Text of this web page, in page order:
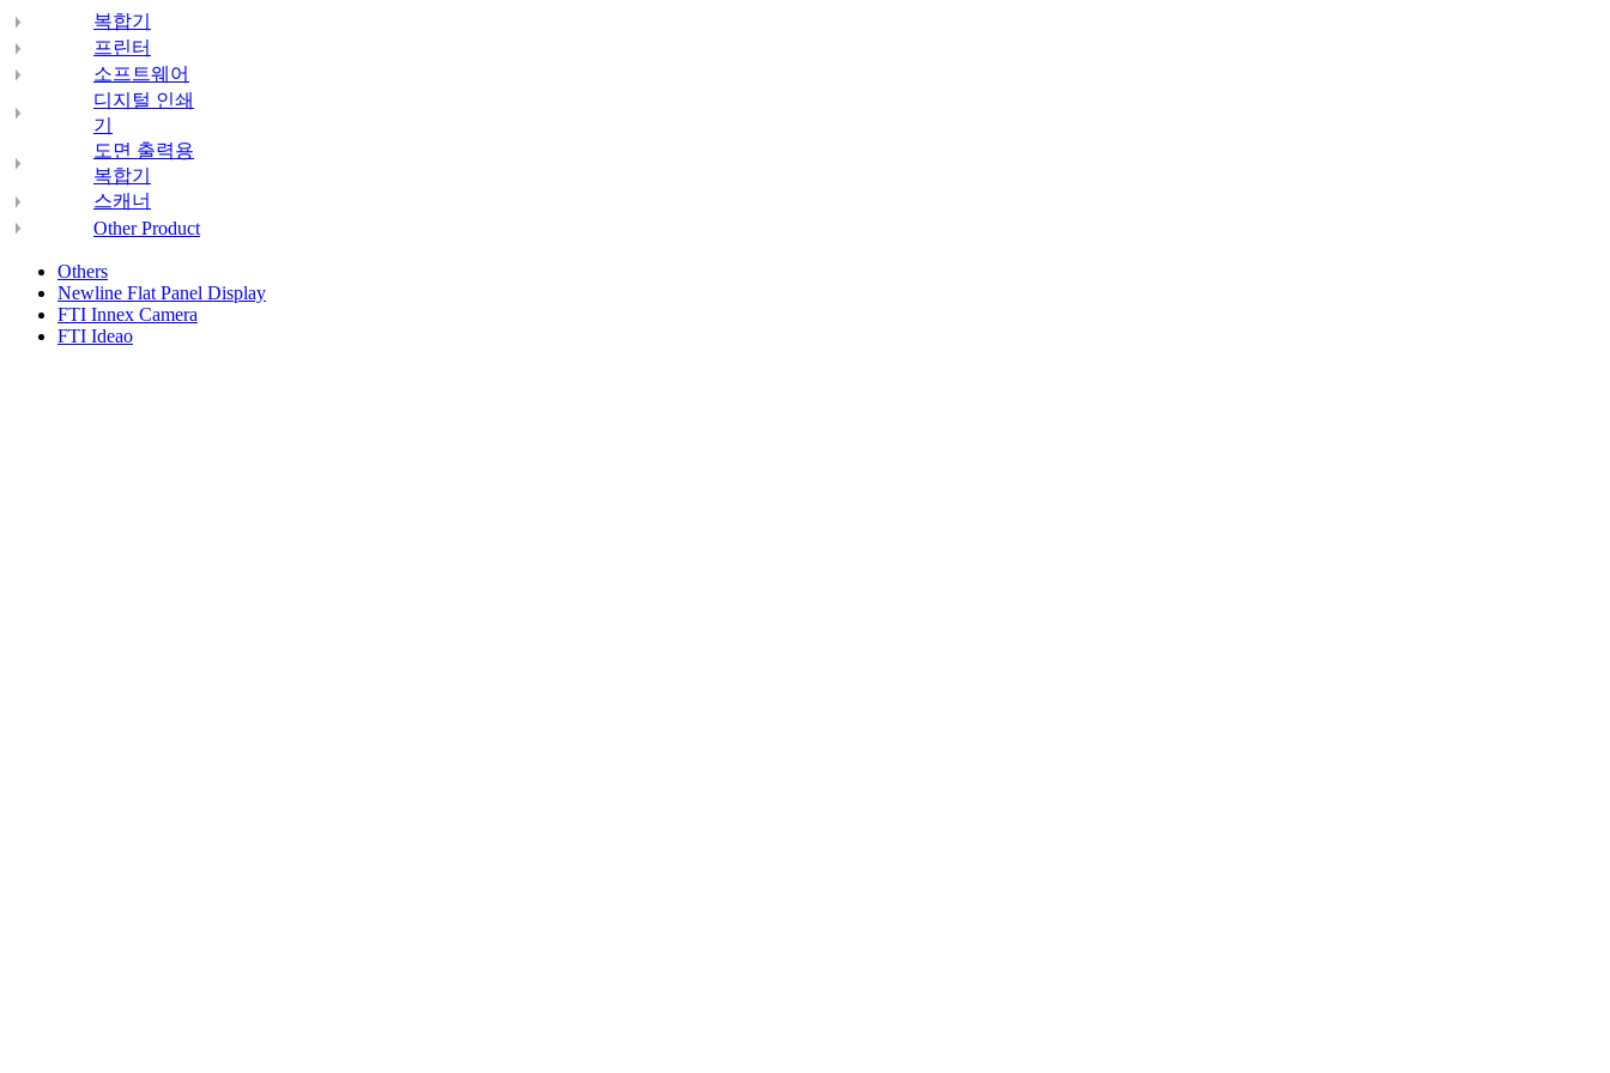
복합기
프린터
소프트웨어
디지털 인쇄
기
도면 출력용
복합기
스캐너
Other Product
Others
Newline Flat Panel Display
FTI Innex Camera
FTI Ideao